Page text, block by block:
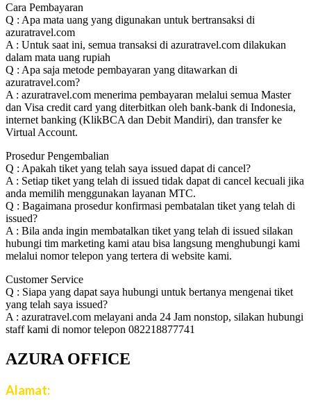
Cara Pembayaran
Q : Apa mata uang yang digunakan untuk bertransaksi di
azuratravel.com
A : Untuk saat ini, semua transaksi di azuratravel.com dilakukan
dalam mata uang rupiah
Q : Apa saja metode pembayaran yang ditawarkan di
azuratravel.com?
A : azuratravel.com menerima pembayaran melalui semua Master
dan Visa credit card yang diterbitkan oleh bank-bank di Indonesia,
internet banking (KlikBCA dan Debit Mandiri), dan transfer ke
Virtual Account.
Prosedur Pengembalian
Q : Apakah tiket yang telah saya issued dapat di cancel?
A : Setiap tiket yang telah di issued tidak dapat di cancel kecuali jika
anda memilih menggunakan layanan MTC.
Q : Bagaimana prosedur konfirmasi pembatalan tiket yang telah di
issued?
A : Bila anda ingin membatalkan tiket yang telah di issued silakan
hubungi tim marketing kami atau bisa langsung menghubungi kami
melalui nomor telepon yang tertera di website kami.
Customer Service
Q : Siapa yang dapat saya hubungi untuk bertanya mengenai tiket
yang telah saya issued?
A : azuratravel.com melayani anda 24 Jam nonstop, silakan hubungi
staff kami di nomor telepon 082218877741
AZURA OFFICE
Alamat: